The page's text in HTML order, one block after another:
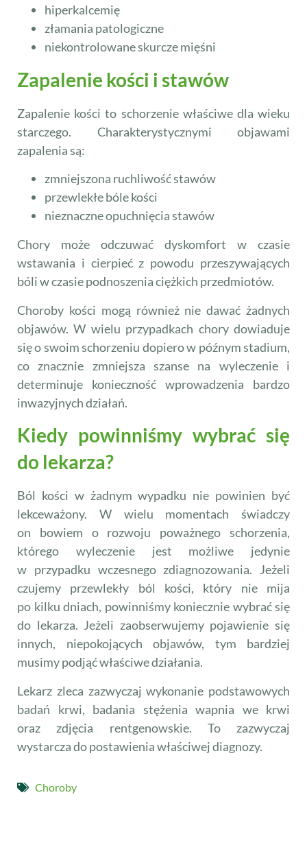
hiperkalcemię
złamania patologiczne
niekontrolowane skurcze mięśni
Zapalenie kości i stawów
Zapalenie kości to schorzenie właściwe dla wieku
starczego. Charakterystycznymi objawami
zapalenia są:
zmniejszona ruchliwość stawów
przewlekłe bóle kości
nieznaczne opuchnięcia stawów
Chory może odczuwać dyskomfort w czasie
wstawania i cierpieć z powodu przeszywających
bóli w czasie podnoszenia ciężkich przedmiotów.
Choroby kości mogą również nie dawać żadnych
objawów. W wielu przypadkach chory dowiaduje
się o swoim schorzeniu dopiero w późnym stadium,
co znacznie zmniejsza szanse na wyleczenie i
determinuje konieczność wprowadzenia bardzo
inwazyjnych działań.
Kiedy powinniśmy wybrać się
do lekarza?
Ból kości w żadnym wypadku nie powinien być
lekceważony. W wielu momentach świadczy
on bowiem o rozwoju poważnego schorzenia,
którego wyleczenie jest możliwe jedynie
w przypadku wczesnego zdiagnozowania. Jeżeli
czujemy przewlekły ból kości, który nie mija
po kilku dniach, powinniśmy koniecznie wybrać się
do lekarza. Jeżeli zaobserwujemy pojawienie się
innych, niepokojących objawów, tym bardziej
musimy podjąć właściwe działania.
Lekarz zleca zazwyczaj wykonanie podstawowych
badań krwi, badania stężenia wapnia we krwi
oraz zdjęcia rentgenowskie. To zazwyczaj
wystarcza do postawienia właściwej diagnozy.
Choroby